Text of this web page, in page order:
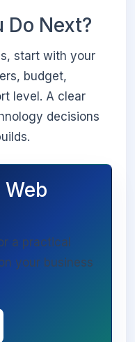
Do Next?
start with your
budget,
level. A clear
decisions
a practical
your business